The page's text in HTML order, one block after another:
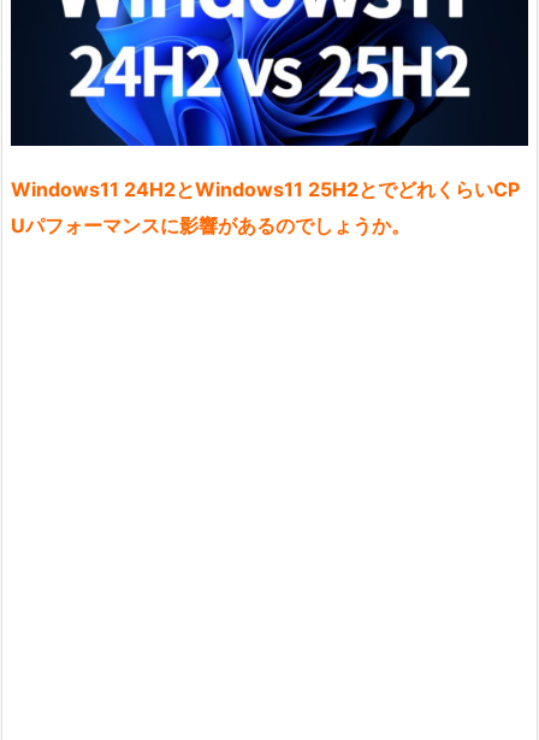
Windows11 24H2とWindows11 25H2とでどれくらいCP
Uパフォーマンスに影響があるのでしょうか。